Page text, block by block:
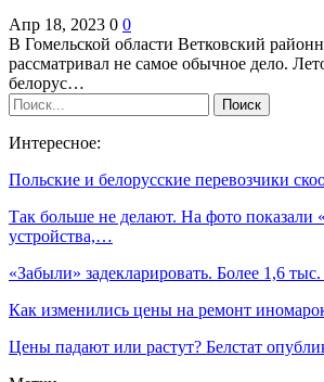
Апр 18, 2023 0 0
В Гомельской области Ветковский
рассматривал не самое обычное дело.
белорус…
Интересное:
Польские и белорусские перевозчики
Так больше не делают. На фото показали
устройства,…
«Забыли» задекларировать. Более 1,6
Как изменились цены на ремонт
Цены падают или растут? Белстат